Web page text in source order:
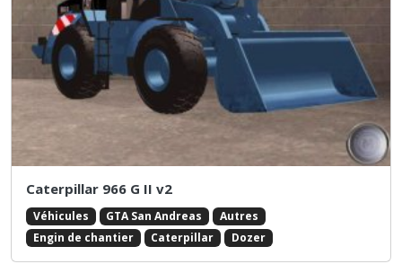
Caterpillar 966 G II v2
Véhicules GTA San Andreas
Autres
Engin de chantier
Caterpillar Dozer